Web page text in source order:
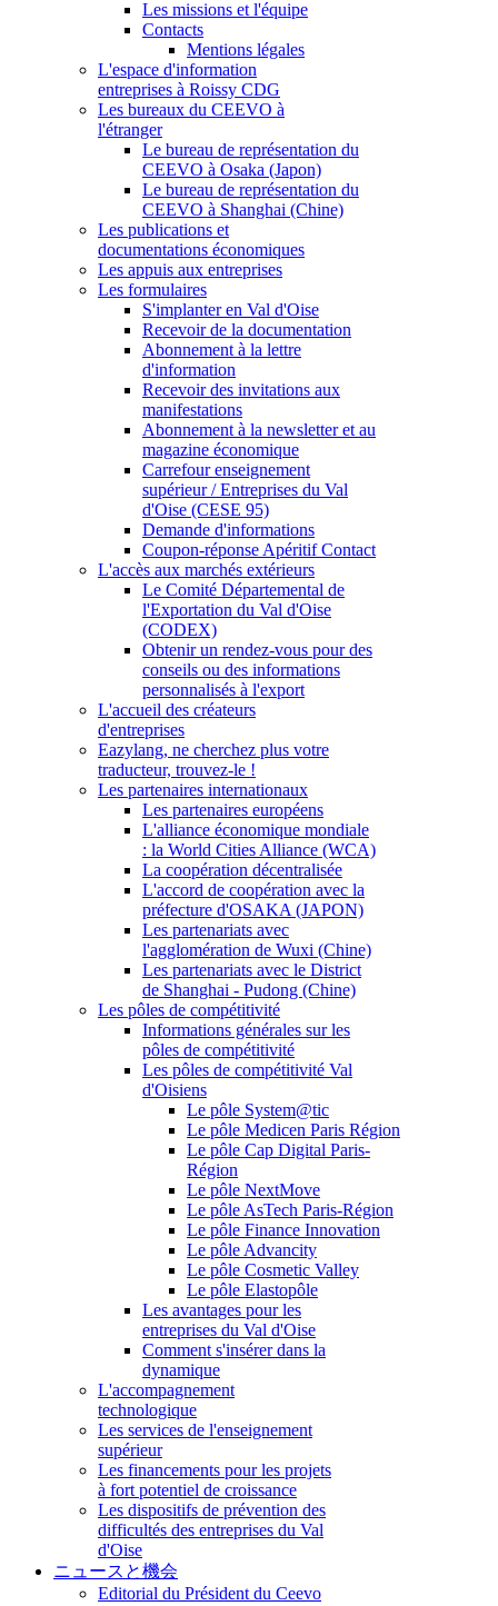
Les missions et l'équipe
Contacts
Mentions légales
L'espace d'information
entreprises à Roissy CDG
Les bureaux du CEEVO à
l'étranger
Le bureau de représentation du
CEEVO à Osaka (Japon)
Le bureau de représentation du
CEEVO à Shanghai (Chine)
Les publications et
documentations économiques
Les appuis aux entreprises
Les formulaires
S'implanter en Val d'Oise
Recevoir de la documentation
Abonnement à la lettre
d'information
Recevoir des invitations aux
manifestations
Abonnement à la newsletter et au
magazine économique
Carrefour enseignement
supérieur / Entreprises du Val
d'Oise (CESE 95)
Demande d'informations
Coupon-réponse Apéritif Contact
L'accès aux marchés extérieurs
Le Comité Départemental de
l'Exportation du Val d'Oise
(CODEX)
Obtenir un rendez-vous pour des
conseils ou des informations
personnalisés à l'export
L'accueil des créateurs
d'entreprises
Eazylang, ne cherchez plus votre
traducteur, trouvez-le !
Les partenaires internationaux
Les partenaires européens
L'alliance économique mondiale
: la World Cities Alliance (WCA)
La coopération décentralisée
L'accord de coopération avec la
préfecture d'OSAKA (JAPON)
Les partenariats avec
l'agglomération de Wuxi (Chine)
Les partenariats avec le District
de Shanghai - Pudong (Chine)
Les pôles de compétitivité
Informations générales sur les
pôles de compétitivité
Les pôles de compétitivité Val
d'Oisiens
Le pôle System@tic
Le pôle Medicen Paris Région
Le pôle Cap Digital Paris-
Région
Le pôle NextMove
Le pôle AsTech Paris-Région
Le pôle Finance Innovation
Le pôle Advancity
Le pôle Cosmetic Valley
Le pôle Elastopôle
Les avantages pour les
entreprises du Val d'Oise
Comment s'insérer dans la
dynamique
L'accompagnement
technologique
Les services de l'enseignement
supérieur
Les financements pour les projets
à fort potentiel de croissance
Les dispositifs de prévention des
difficultés des entreprises du Val
d'Oise
ニュースと機会
Editorial du Président du Ceevo